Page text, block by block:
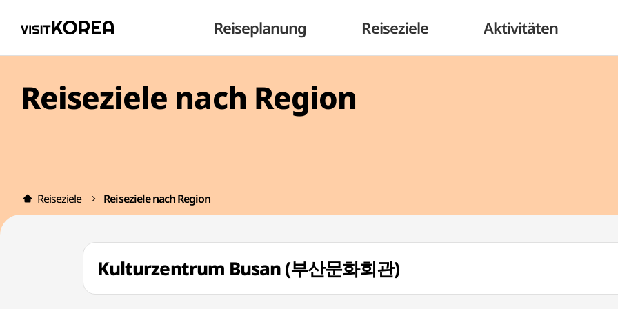
Reiseplanung Reiseziele Aktivitäten
Reiseziele nach Region
Reiseziele Reiseziele nach Region
Kulturzentrum Busan (부산문화회관)